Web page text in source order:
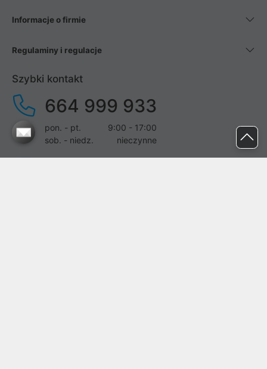
Informacje o firmie
Regulaminy i regulacje
Szybki kontakt
664 999 933
pon. - pt.
9:00 - 17:00
sob. - niedz.
nieczynne